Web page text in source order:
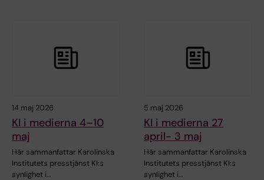
14 maj 2026
KI i medierna 4–10
maj
Här sammanfattar Karolinska
Institutets presstjänst KI:s
synlighet i…
5 maj 2026
KI i medierna 27
april- 3 maj
Här sammanfattar Karolinska
Institutets presstjänst KI:s
synlighet i…